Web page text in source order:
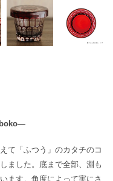
て「ふつう」のカタチのコ
ました。 底まで全部、淵も
ます。 角度によって実にさ